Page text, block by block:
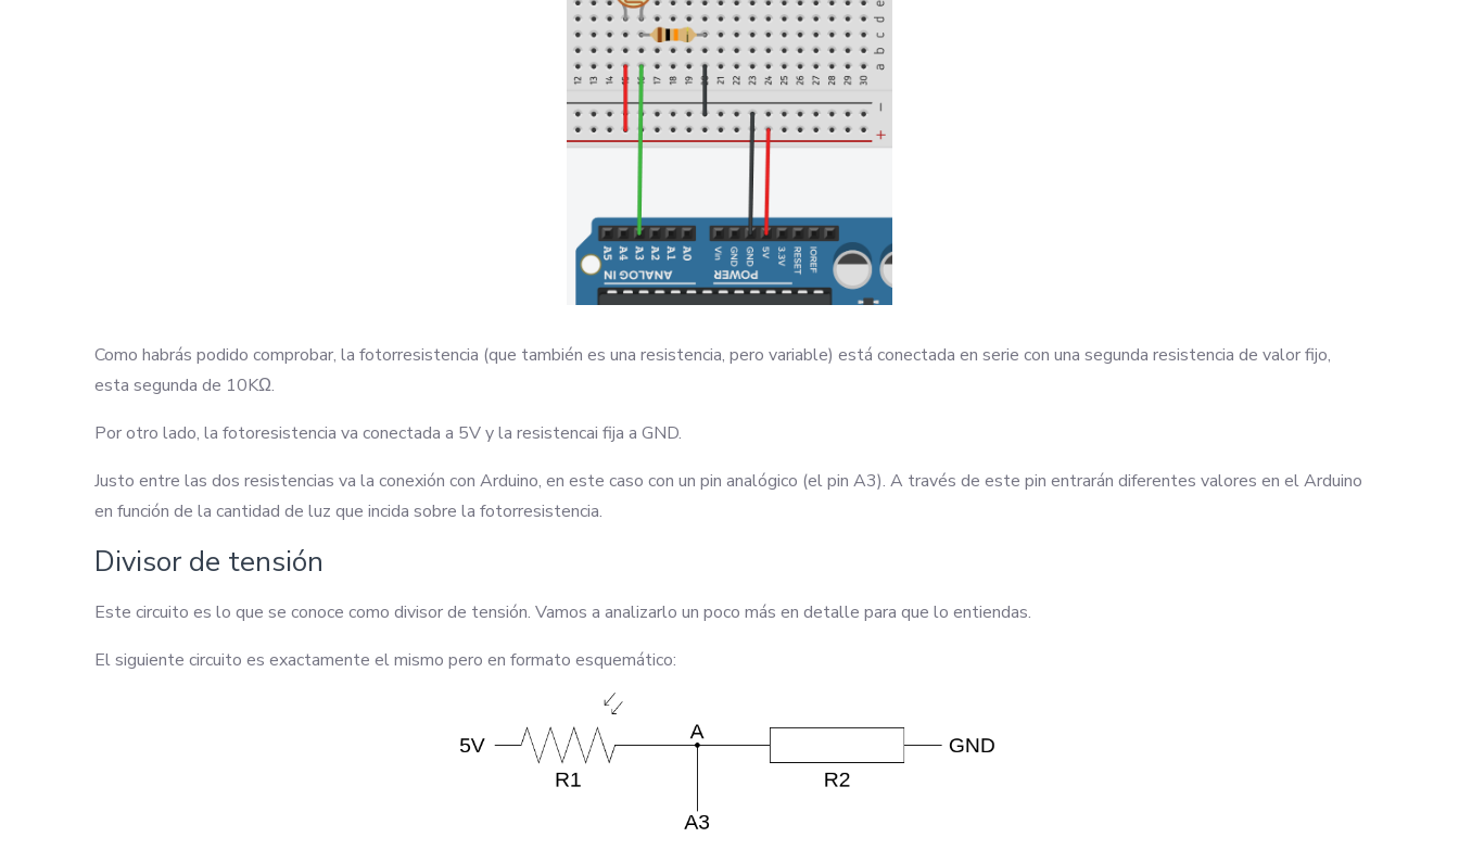
Como habrás podido comprobar, la fotorresistencia (que también es una resistencia, pero variable) está conectada en serie con una segunda resistencia de valor fijo,
esta segunda de 10KΩ.
Por otro lado, la fotoresistencia va conectada a 5V y la resistencai fija a GND.
Justo entre las dos resistencias va la conexión con Arduino, en este caso con un pin analógico (el pin A3). A través de este pin entrarán diferentes valores en el Arduino
en función de la cantidad de luz que incida sobre la fotorresistencia.
Divisor de tensión
Este circuito es lo que se conoce como divisor de tensión. Vamos a analizarlo un poco más en detalle para que lo entiendas.
El siguiente circuito es exactamente el mismo pero en formato esquemático: